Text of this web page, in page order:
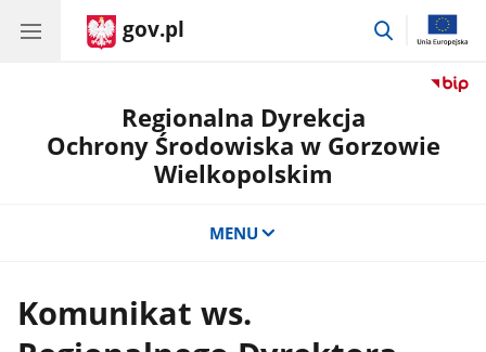
gov.pl
przejdź
Regionalna Dyrekcja
Ochrony Środowiska w Gorzowie
Wielkopolskim
MENU
Komunikat ws.